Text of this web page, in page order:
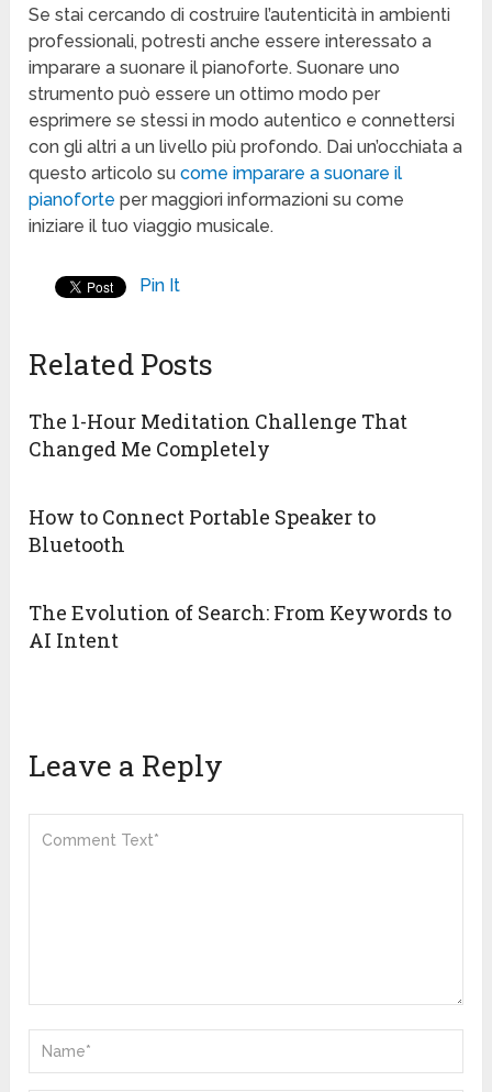
Se stai cercando di costruire l’autenticità in ambienti
professionali, potresti anche essere interessato a
imparare a suonare il pianoforte. Suonare uno
strumento può essere un ottimo modo per
esprimere se stessi in modo autentico e connettersi
con gli altri a un livello più profondo. Dai un’occhiata a
questo articolo sucome imparare a suonare il
pianoforte per maggiori informazioni su come
iniziare il tuo viaggio musicale.
Pin It
Related Posts
The 1-Hour Meditation Challenge That
Changed Me Completely
How to Connect Portable Speaker to
Bluetooth
The Evolution of Search: From Keywords to
AI Intent
Leave a Reply